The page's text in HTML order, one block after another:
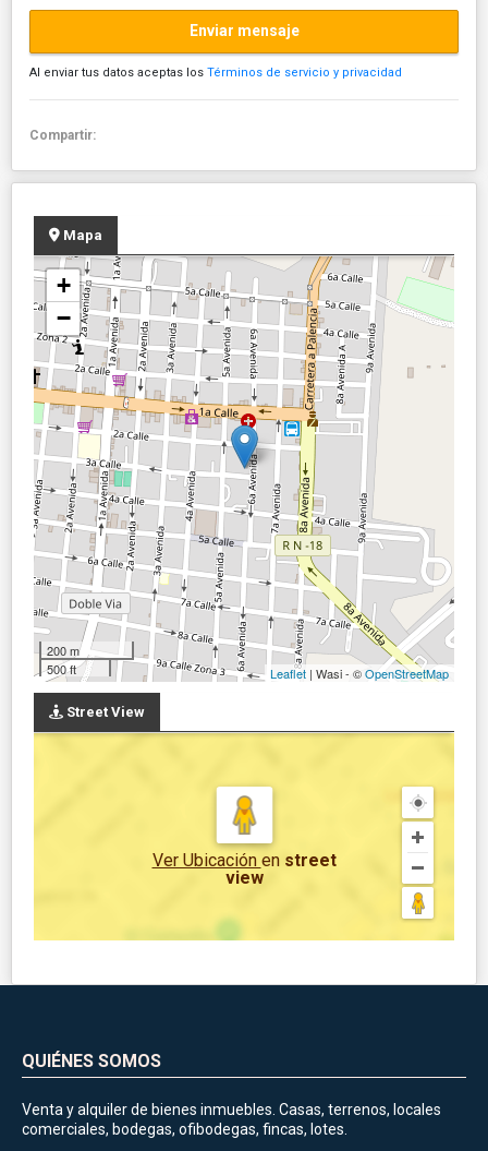
Enviar mensaje
Al enviar tus datos aceptas los Términos de servicio y privacidad
Compartir:
Mapa
+
−
200 m
500 ft
Leaflet | Wasi - ©OpenStreetMap
Street View
Ver Ubicación en street
view
QUIÉNES SOMOS
Venta y alquiler de bienes inmuebles. Casas, terrenos, locales
comerciales, bodegas, ofibodegas, fincas, lotes.